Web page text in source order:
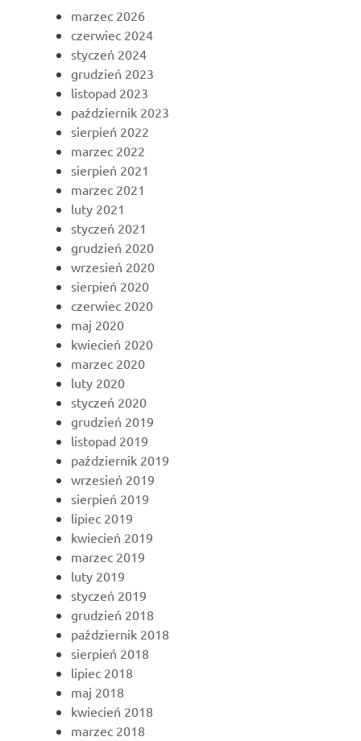
marzec 2026
czerwiec 2024
styczeń 2024
grudzień 2023
listopad 2023
październik 2023
sierpień 2022
marzec 2022
sierpień 2021
marzec 2021
luty 2021
styczeń 2021
grudzień 2020
wrzesień 2020
sierpień 2020
czerwiec 2020
maj 2020
kwiecień 2020
marzec 2020
luty 2020
styczeń 2020
grudzień 2019
listopad 2019
październik 2019
wrzesień 2019
sierpień 2019
lipiec 2019
kwiecień 2019
marzec 2019
luty 2019
styczeń 2019
grudzień 2018
październik 2018
sierpień 2018
lipiec 2018
maj 2018
kwiecień 2018
marzec 2018